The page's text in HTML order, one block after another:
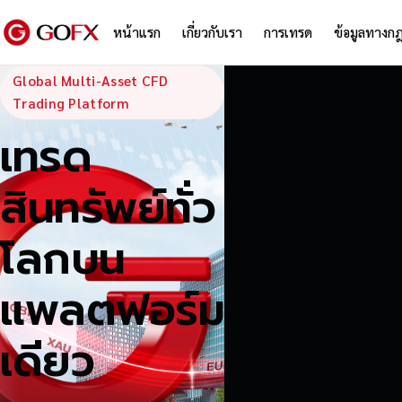
หน้าแรก เกี่ยวกับเรา การเทรด ข้อมูลทางก
GoFX —
Global Multi-Asset CFD
Trading Platform
เทรด
สินทรัพย์ทั่ว
โลกบน
แพลตฟอร์ม
เดียว